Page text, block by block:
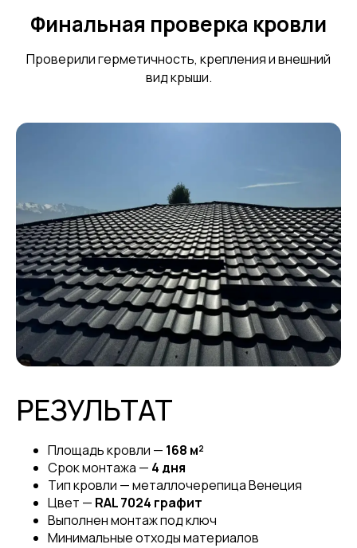
Финальная проверка кровли
Проверили герметичность, крепления и внешний
вид крыши.
РЕЗУЛЬТАТ
Площадь кровли — 168 м²
Срок монтажа — 4 дня
Тип кровли — металлочерепица Венеция
Цвет — RAL 7024 графит
Выполнен монтаж под ключ
Минимальные отходы материалов